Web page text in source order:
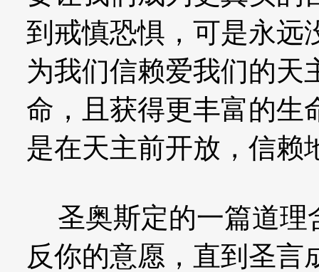
到戒慎恐惧，可是永远
为我们信赖爱我们的天
命，且获得更丰富的生
是在天主前开放，信赖
圣奥斯定的一篇道理
反你的意愿，直到圣言